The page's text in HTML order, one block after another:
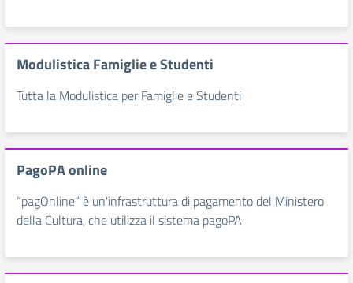
Modulistica Famiglie e Studenti
Tutta la Modulistica per Famiglie e Studenti
PagoPA online
”pagOnline” è un'infrastruttura di pagamento del Ministero
della Cultura, che utilizza il sistema pagoPA